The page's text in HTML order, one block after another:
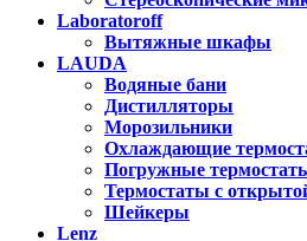
Laboratoroff
Вытяжные шкафы
LAUDA
Водяные бани
Дистилляторы
Морозильники
Охлаждающие
Погружные
Термостаты с
Шейкеры
Lenz